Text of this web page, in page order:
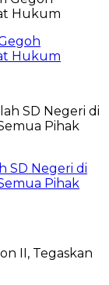
Hukum
SD Negeri di
Pihak